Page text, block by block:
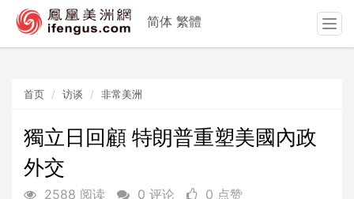
首页 访谈 非常美洲
獨立日回顧 特朗普重塑美國內政
外交
2588 阅读 0 评论 0 点赞
简体 繁體
T
o